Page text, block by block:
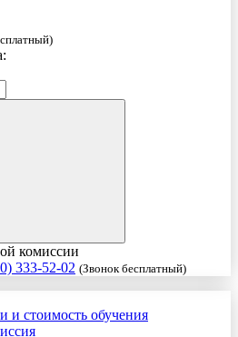
комиссии
333-52-02 (Звонок бесплатный)
и стоимость обучения